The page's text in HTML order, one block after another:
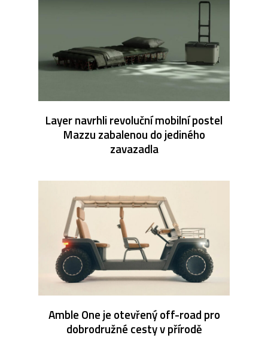
Layer navrhli revoluční mobilní postel
Mazzu zabalenou do jediného
zavazadla
Amble One je otevřený off-road pro
dobrodružné cesty v přírodě